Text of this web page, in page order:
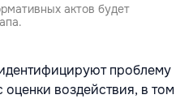
актов будет
проблему
воздействия, в том